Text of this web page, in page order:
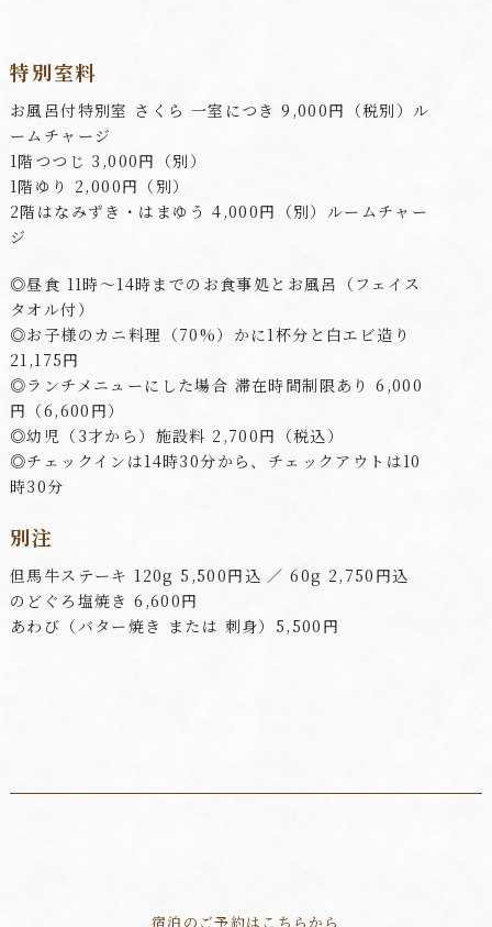
特別室料
お風呂付特別室 さくら 一室につき 9,000円（税別）ル
ームチャージ
1階つつじ 3,000円（別）
1階ゆり 2,000円（別）
2階はなみずき・はまゆう 4,000円（別）ルームチャー
ジ
◎昼食 11時～14時までのお食事処とお風呂（フェイス
タオル付）
◎お子様のカニ料理（70%）かに1杯分と白エビ造り
21,175円
◎ランチメニューにした場合 滞在時間制限あり 6,000
円（6,600円）
◎幼児（3才から）施設料 2,700円（税込）
◎チェックインは14時30分から、チェックアウトは10
時30分
別注
但馬牛ステーキ 120g 5,500円込 ／ 60g 2,750円込
のどぐろ塩焼き 6,600円
あわび（バター焼き または 刺身）5,500円
宿泊のご予約はこちらから